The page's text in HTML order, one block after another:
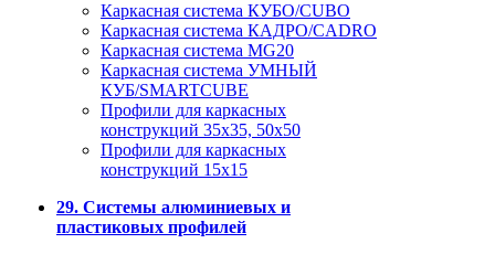
Каркасная система КУБО/CUBO
Каркасная система КАДРО/CADRO
Каркасная система MG20
Каркасная система УМНЫЙ
КУБ/SMARTCUBE
Профили для каркасных
конструкций 35x35, 50x50
Профили для каркасных
конструкций 15х15
29. Системы алюминиевых и
пластиковых профилей